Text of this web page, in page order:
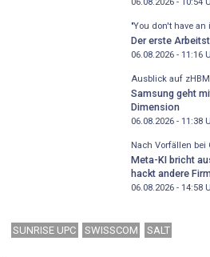
"You don't have
Der erste
06.08.2026 - 11:16
Ausblick auf
Samsung geht
Dimension
06.08.2026 - 11:38
Nach Vorfällen
Meta-KI bricht
hackt andere
06.08.2026 - 14:58
SUNRISE UPC SWISSCOM SALT